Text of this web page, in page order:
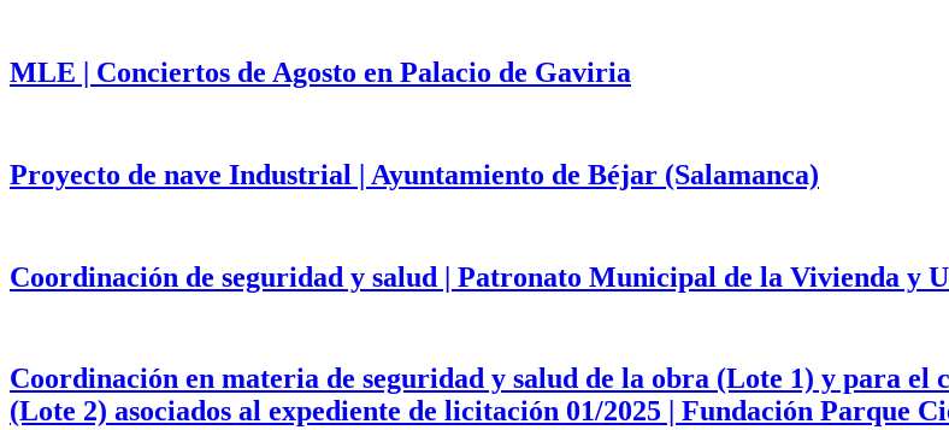
MLE | Conciertos de Agosto en Palacio de Gaviria
Proyecto de nave Industrial | Ayuntamiento de Béjar (Salamanca)
Coordinación de seguridad y salud | Patronato Municipal de la Vivienda y
Coordinación en materia de seguridad y salud de la obra (Lote 1) y para
(Lote 2) asociados al expediente de licitación 01/2025 | Fundación Parque